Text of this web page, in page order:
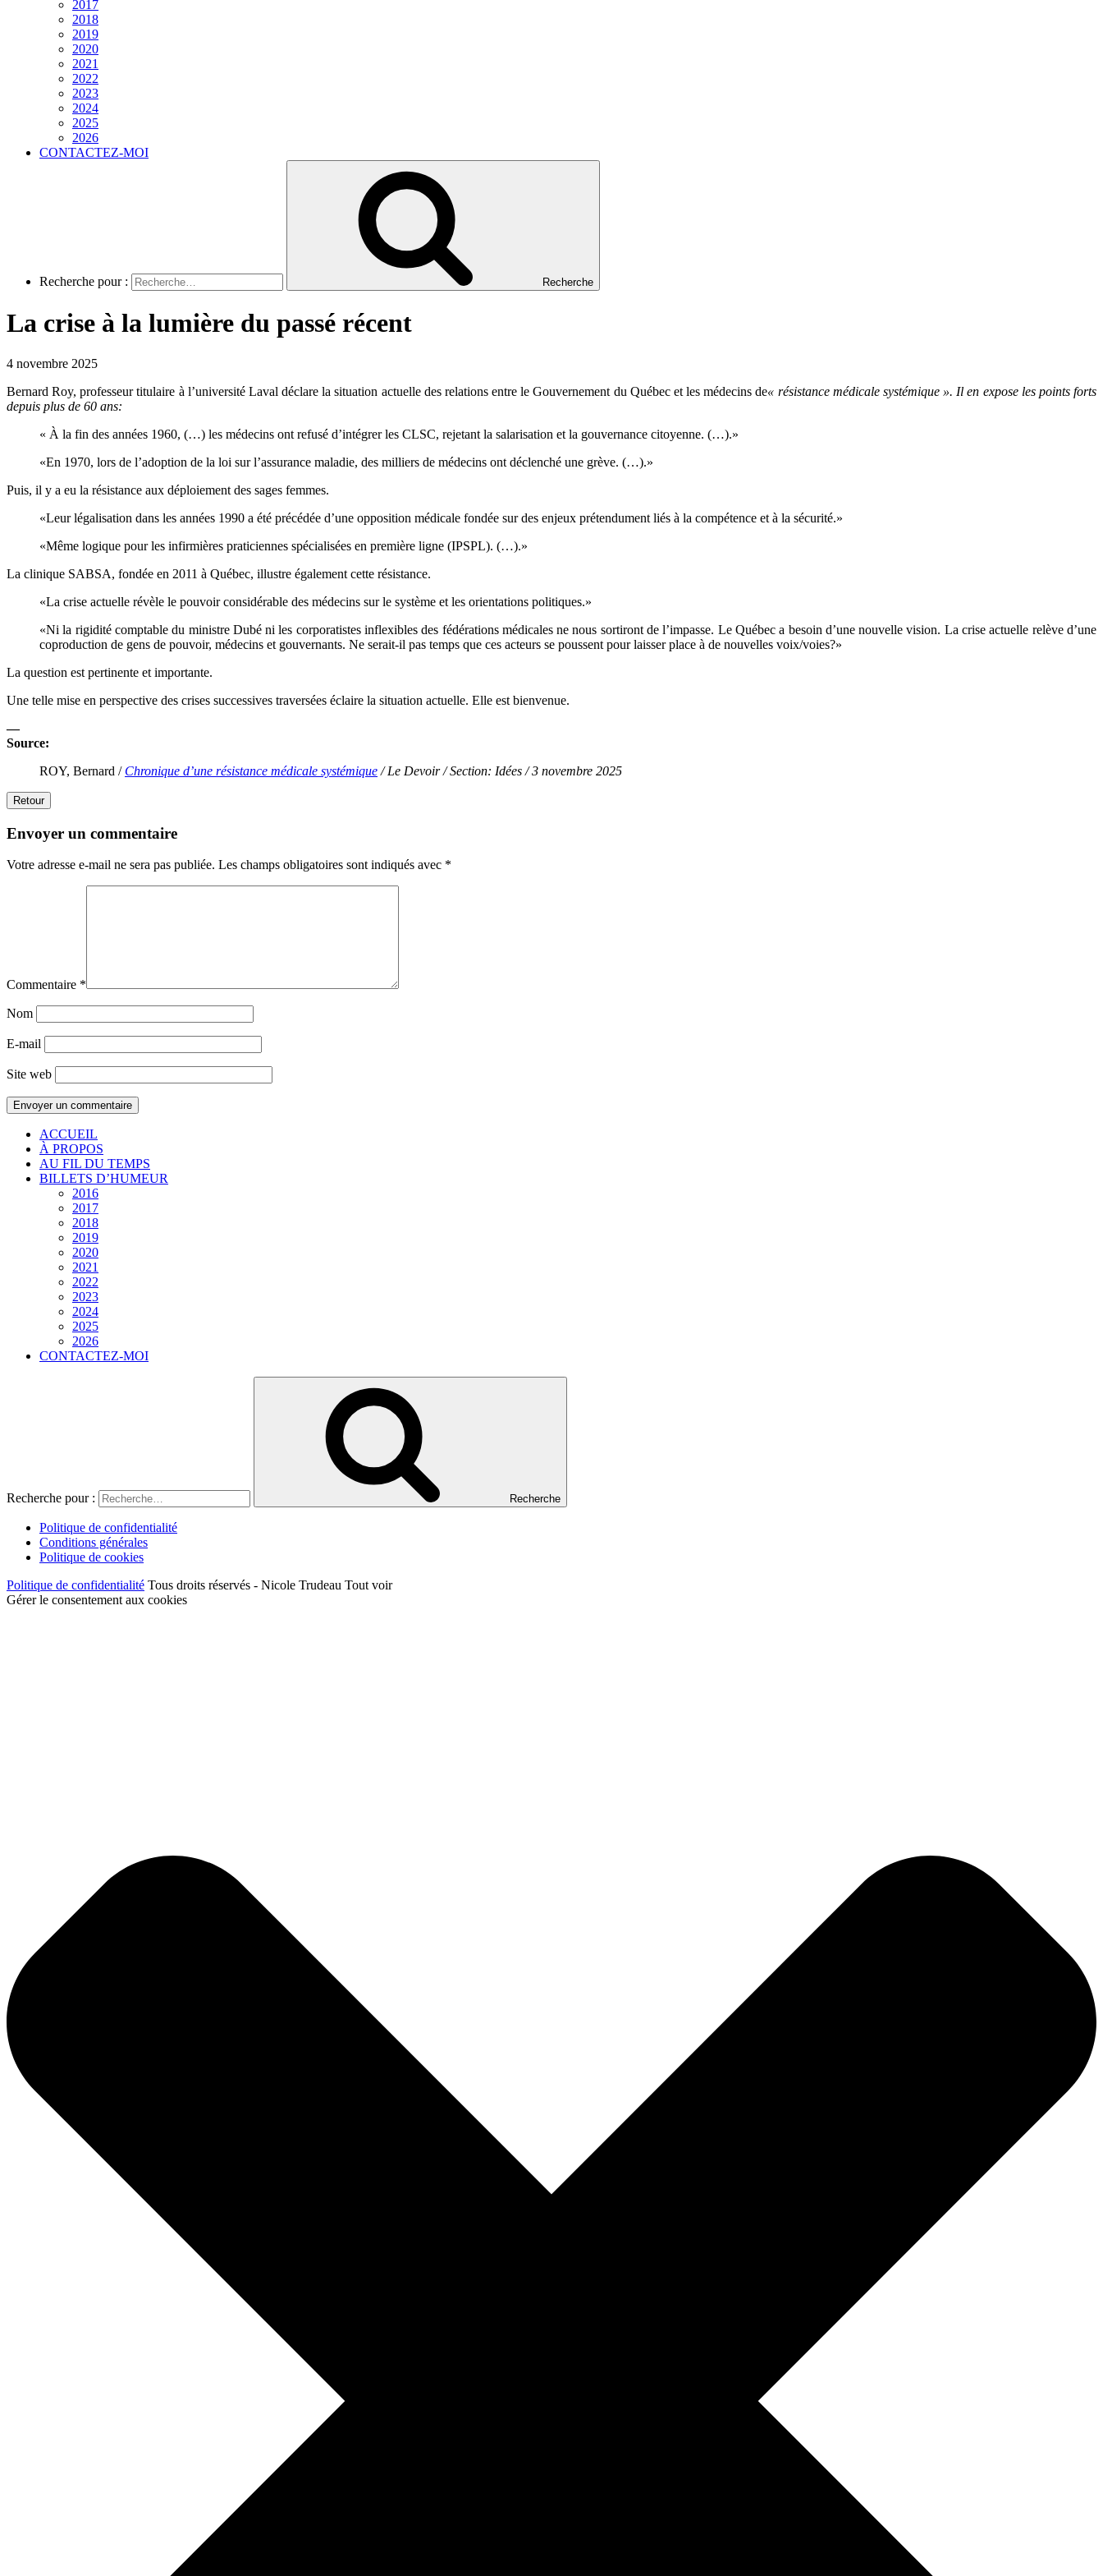
2017
2018
2019
2020
2021
2022
2023
2024
2025
2026
CONTACTEZ-MOI
Recherche pour : Recherche
La crise à la lumière du passé récent
4 novembre 2025
Bernard Roy, professeur titulaire à l’université Laval déclare la situation actuelle des relations entre le Gouvernement du Québec et les médecins de« résistance médicale systémique ». Il en expose les points forts
depuis plus de 60 ans:
« À la fin des années 1960, (…) les médecins ont refusé d’intégrer les CLSC, rejetant la salarisation et la gouvernance citoyenne. (…).»
«En 1970, lors de l’adoption de la loi sur l’assurance maladie, des milliers de médecins ont déclenché une grève. (…).»
Puis, il y a eu la résistance aux déploiement des sages femmes.
«Leur légalisation dans les années 1990 a été précédée d’une opposition médicale fondée sur des enjeux prétendument liés à la compétence et à la sécurité.»
«Même logique pour les infirmières praticiennes spécialisées en première ligne (IPSPL). (…).»
La clinique SABSA, fondée en 2011 à Québec, illustre également cette résistance.
«La crise actuelle révèle le pouvoir considérable des médecins sur le système et les orientations politiques.»
«Ni la rigidité comptable du ministre Dubé ni les corporatistes inflexibles des fédérations médicales ne nous sortiront de l’impasse. Le Québec a besoin d’une nouvelle vision. La crise actuelle relève d’une
coproduction de gens de pouvoir, médecins et gouvernants. Ne serait-il pas temps que ces acteurs se poussent pour laisser place à de nouvelles voix/voies?»
La question est pertinente et importante.
Une telle mise en perspective des crises successives traversées éclaire la situation actuelle. Elle est bienvenue.
—
Source:
ROY, Bernard / Chronique d’une résistance médicale systémique / Le Devoir/ Section: Idées / 3 novembre 2025
Retour
Envoyer un commentaire
Votre adresse e-mail ne sera pas publiée. Les champs obligatoires sont indiqués avec *
Commentaire *
Nom
E-mail
Site web
ACCUEIL
À PROPOS
AU FIL DU TEMPS
BILLETS D’HUMEUR
2016
2017
2018
2019
2020
2021
2022
2023
2024
2025
2026
CONTACTEZ-MOI
Recherche pour : Recherche
Politique de confidentialité
Conditions générales
Politique de cookies
Politique de confidentialité Tous droits réservés - Nicole Trudeau Tout voir
Gérer le consentement aux cookies